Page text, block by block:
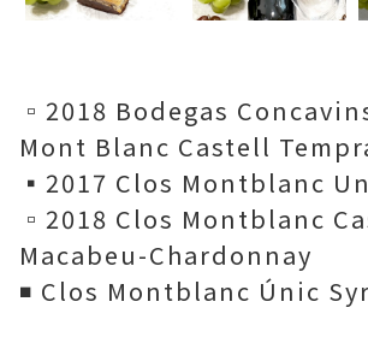
▫️2018 Bodegas
Mont Blanc Castell
▪️2017 Clos Montblanc
▫️2018 Clos Montblanc
Macabeu-Chardonnay
◾️ Clos Montblanc Únic